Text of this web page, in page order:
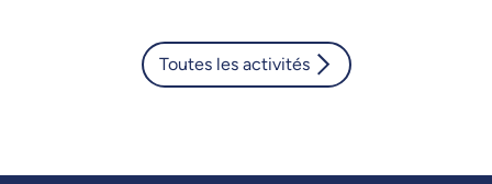
Toutes les activités